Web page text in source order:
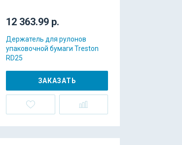
12 363.99 р.
Держатель для рулонов
упаковочной бумаги Treston
RD25
ЗАКАЗАТЬ